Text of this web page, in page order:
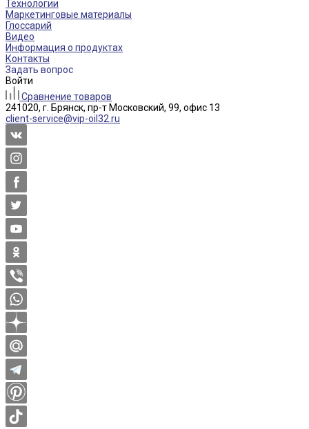
Технологии
Маркетинговые материалы
Глоссарий
Видео
Информация о продуктах
Контакты
Задать вопрос
Войти
Сравнение товаров
241020, г. Брянск, пр-т Московский, 99, офис 13
client-service@vip-oil32.ru